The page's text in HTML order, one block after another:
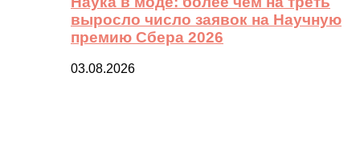
выросло число заявок на Научную
премию Сбера 2026
03.08.2026